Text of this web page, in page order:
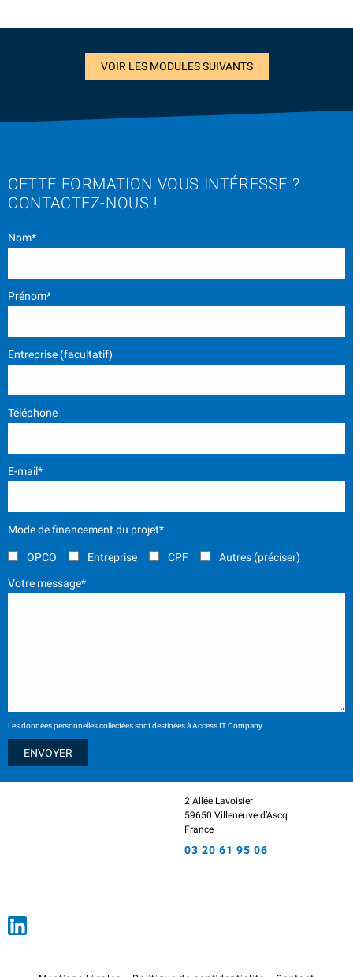
VOIR LES MODULES SUIVANTS
CETTE FORMATION VOUS INTÉRESSE ?
CONTACTEZ-NOUS !
Nom*
Prénom*
Entreprise (facultatif)
Téléphone
E-mail*
Mode de financement du projet*
OPCO Entreprise CPF Autres (préciser)
Votre message*
Les données personnelles collectées sont destinées à Access IT Company...
2 Allée Lavoisier
59650 Villeneuve d’Ascq
France
03 20 61 95 06